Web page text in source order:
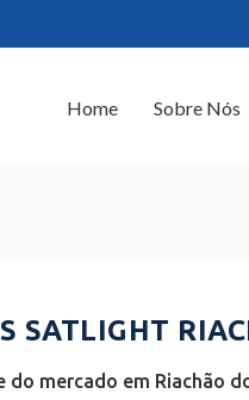
Home Sobre Nós
SATLIGHT
mercado em Riachão